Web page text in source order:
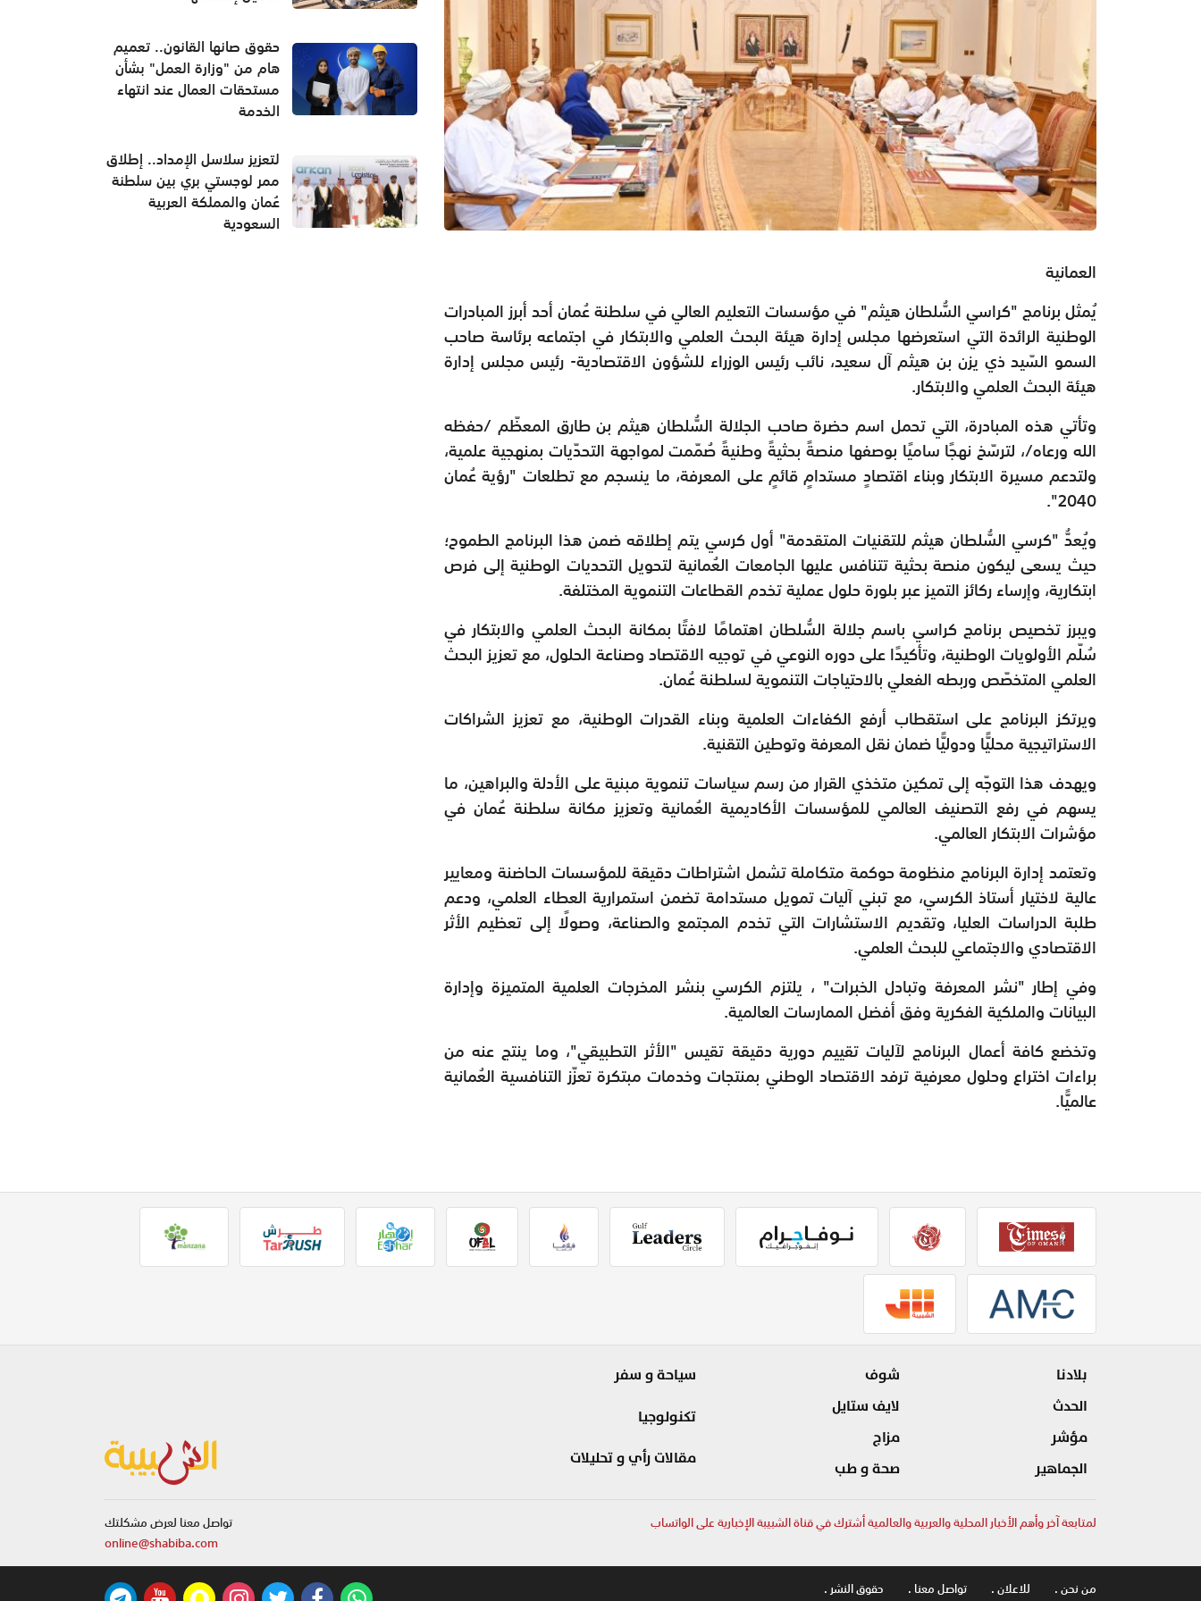
العمانية
يُمثل برنامج "كراسي السُّلطان هيثم" في مؤسسات التعليم العالي في سلطنة عُمان أحد أبرز المبادرات
الوطنية الرائدة التي استعرضها مجلس إدارة هيئة البحث العلمي والابتكار في اجتماعه برئاسة صاحب
السمو السّيد ذي يزن بن هيثم آل سعيد، نائب رئيس الوزراء للشؤون الاقتصادية- رئيس مجلس إدارة
هيئة البحث العلمي والابتكار.
وتأتي هذه المبادرة، التي تحمل اسم حضرة صاحب الجلالة السُّلطان هيثم بن طارق المعظّم /حفظه
الله ورعاه/، لترسّخ نهجًا ساميًا بوصفها منصةً بحثيةً وطنيةً صُمّمت لمواجهة التحدّيات بمنهجية علمية،
ولتدعم مسيرة الابتكار وبناء اقتصادٍ مستدامٍ قائمٍ على المعرفة، ما ينسجم مع تطلعات "رؤية عُمان
2040".
ويُعدُّ "كرسي السُّلطان هيثم للتقنيات المتقدمة" أول كرسي يتم إطلاقه ضمن هذا البرنامج الطموح؛
حيث يسعى ليكون منصة بحثية تتنافس عليها الجامعات العُمانية لتحويل التحديات الوطنية إلى فرص
ابتكارية، وإرساء ركائز التميز عبر بلورة حلول عملية تخدم القطاعات التنموية المختلفة.
​ويبرز تخصيص برنامج كراسي باسم جلالة السُّلطان اهتمامًا لافتًا بمكانة البحث العلمي والابتكار في
سُلّم الأولويات الوطنية، وتأكيدًا على دوره النوعي في توجيه الاقتصاد وصناعة الحلول، مع تعزيز البحث
العلمي المتخصّص وربطه الفعلي بالاحتياجات التنموية لسلطنة عُمان.
ويرتكز البرنامج على استقطاب أرفع الكفاءات العلمية وبناء القدرات الوطنية، مع تعزيز الشراكات
الاستراتيجية محليًّا ودوليًّا ضمان نقل المعرفة وتوطين التقنية.
ويهدف هذا التوجّه إلى تمكين متخذي القرار من رسم سياسات تنموية مبنية على الأدلة والبراهين، ما
يسهم في رفع التصنيف العالمي للمؤسسات الأكاديمية العُمانية وتعزيز مكانة سلطنة عُمان في
مؤشرات الابتكار العالمي.
وتعتمد إدارة البرنامج منظومة حوكمة متكاملة تشمل اشتراطات دقيقة للمؤسسات الحاضنة ومعايير
عالية لاختيار أستاذ الكرسي، مع تبني آليات تمويل مستدامة تضمن استمرارية العطاء العلمي، ودعم
طلبة الدراسات العليا، وتقديم الاستشارات التي تخدم المجتمع والصناعة، وصولًا إلى تعظيم الأثر
الاقتصادي والاجتماعي للبحث العلمي.
وفي إطار "نشر المعرفة وتبادل الخبرات" ، يلتزم الكرسي بنشر المخرجات العلمية المتميزة وإدارة
البيانات والملكية الفكرية وفق أفضل الممارسات العالمية.
وتخضع كافة أعمال البرنامج لآليات تقييم دورية دقيقة تقيس "الأثر التطبيقي"، وما ينتج عنه من
براءات اختراع وحلول معرفية ترفد الاقتصاد الوطني بمنتجات وخدمات مبتكرة تعزّز التنافسية العُمانية
عالميًّا.
حقوق صانها القانون.. تعميم
هام من "وزارة العمل" بشأن
مستحقات العمال عند انتهاء
الخدمة
لتعزيز سلاسل الإمداد.. إطلاق
ممر لوجستي بري بين سلطنة
عُمان والمملكة العربية
السعودية
بلادنا
الحدث
مؤشر
الجماهير
شوف
لايف ستايل
مزاج
صحة و طب
سياحة و سفر
تكنولوجيا
مقالات رأي و تحليلات
لمتابعة آخر وأهم الأخبار المحلية والعربية والعالمية أشترك في قناة الشبيبة الإخبارية على الواتساب
تواصل معنا لعرض مشكلتك
online@shabiba.com
من نحن .
للاعلان . تواصل معنا . حقوق النشر .